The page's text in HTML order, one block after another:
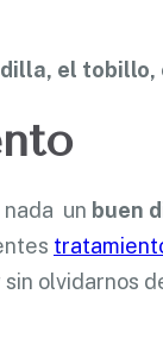
el tobillo,
un buen
olvidarnos